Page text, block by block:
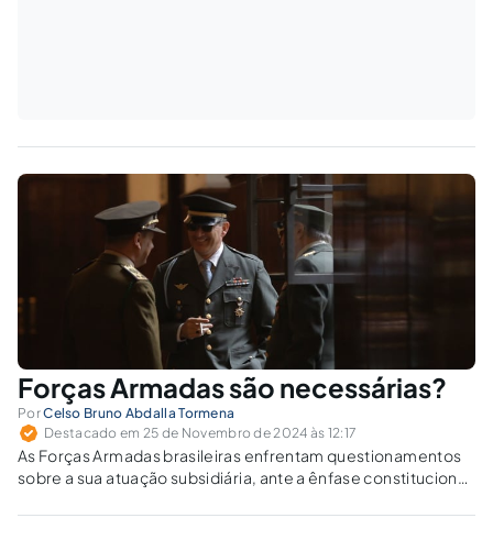
Forças Armadas são necessárias?
PorCelso Bruno Abdalla Tormena
Destacado em 25 de Novembro de 2024 às 12:17
As Forças Armadas brasileiras enfrentam questionamentos
sobre a sua atuação subsidiária, ante a ênfase constitucional
constitucional que otimize recursos e fortaleça as forças de